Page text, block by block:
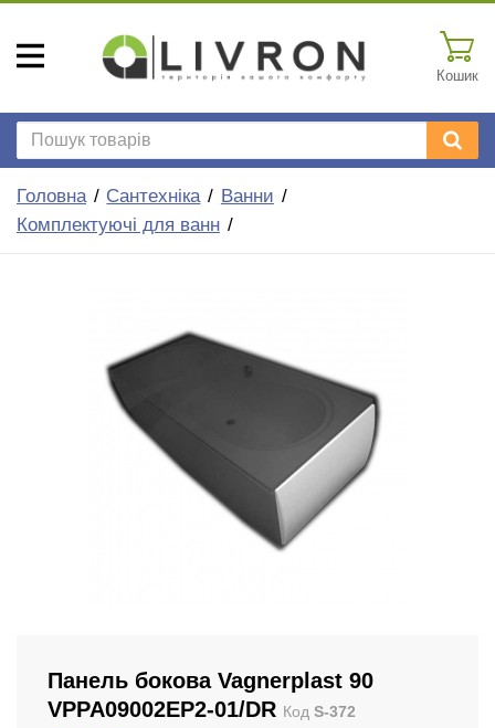
Кошик
Головна Сантехніка
Ванни
Комплектуючі для ванн
Панель бокова Vagnerplast 90
VPPA09002EP2-01/DR Код S-372